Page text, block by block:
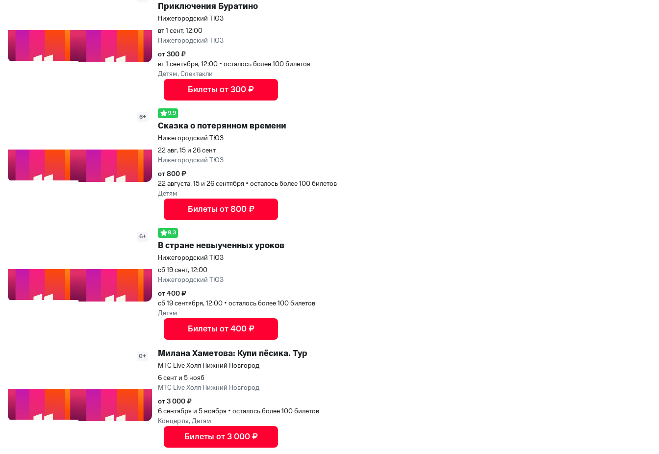
Приключения Буратино
Нижегородский ТЮЗ
вт 1 сент, 12:00
Нижегородский ТЮЗ
от 300 ₽
вт 1 сентября, 12:00 • осталось более 100 билетов
Детям, Спектакли
Билеты от 300 ₽
6+ 9.9
Сказка о потерянном времени
Нижегородский ТЮЗ
22 авг, 15 и 26 сент
Нижегородский ТЮЗ
от 800 ₽
22 августа, 15 и 26 сентября • осталось более 100 билетов
Детям
Билеты от 800 ₽
6+ 9.3
В стране невыученных уроков
Нижегородский ТЮЗ
сб 19 сент, 12:00
Нижегородский ТЮЗ
от 400 ₽
сб 19 сентября, 12:00 • осталось более 100 билетов
Детям
Билеты от 400 ₽
0+ Милана Хаметова: Купи пёсика. Тур
МТС Live Холл Нижний Новгород
6 сент и 5 нояб
МТС Live Холл Нижний Новгород
от 3 000 ₽
6 сентября и 5 ноября • осталось более 100 билетов
Концерты, Детям
Билеты от 3 000 ₽